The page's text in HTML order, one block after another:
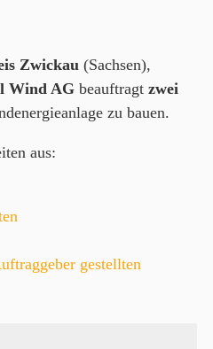
Zwickau (Sachsen),
Wind AG beauftragt zwei
zu bauen.
aus:
gestellten